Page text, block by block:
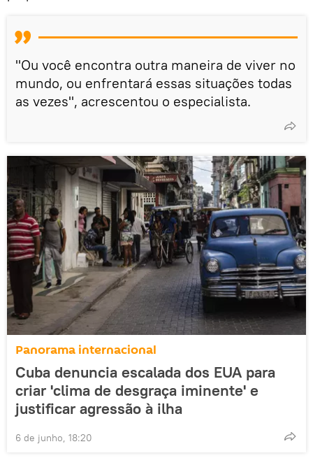
"Ou você encontra outra maneira de viver no
mundo, ou enfrentará essas situações todas
as vezes", acrescentou o especialista.
Panorama internacional
Cuba denuncia escalada dos EUA para
criar 'clima de desgraça iminente' e
justificar agressão à ilha
6 de junho, 18:20